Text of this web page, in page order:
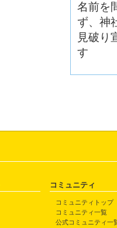
名前を
ず、神
見破り
す
コミュニティ
コミュニティトップ
コミュニティ一覧
公式コミュニティ一